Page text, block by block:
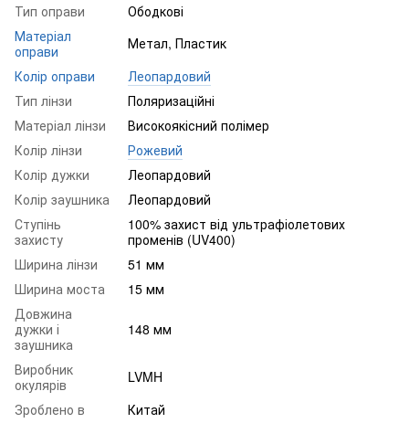
Тип оправи
Ободкові
Матеріал
оправи
Метал, Пластик
Колір оправи
Леопардовий
Тип лінзи
Поляризаційні
Матеріал лінзи
Високоякісний полімер
Колір лінзи
Рожевий
Колір дужки
Леопардовий
Колір заушника
Леопардовий
Ступінь
захисту
100% захист від ультрафіолетових
променів (UV400)
Ширина лінзи
51 мм
Ширина моста
15 мм
Довжина
дужки і
заушника
148 мм
Виробник
окулярів
LVMH
Зроблено в
Китай